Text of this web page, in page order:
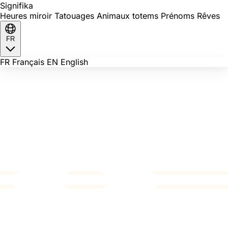
Signifika
Heures miroir Tatouages Animaux totems Prénoms Rêves
FR
FR Français EN English